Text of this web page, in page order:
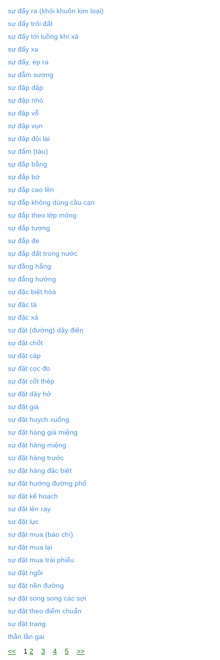
sự đẩy ra (khỏi khuôn kim loại)
sự đẩy trôi đất
sự đẩy tới luồng khí xả
sự đẩy xa
sự đẩy, ép ra
sự đẫm sương
sự đập dập
sự đập nhỏ
sự đập vỗ
sự đập vụn
sự đập đội lại
sự đắm (tàu)
sự đắp bằng
sự đắp bờ
sự đắp cao lên
sự đắp không dùng cầu cạn
sự đắp theo lớp mỏng
sự đắp tượng
sự đắp đe
sự đắp đất trong nước
sự đằng hắng
sự đẳng hướng
sự đặc biệt hóa
sự đặc tả
sự đặc xá
sự đặt (đường) dây điện
sự đặt chốt
sự đặt cáp
sự đặt cọc đo
sự đặt cốt thép
sự đặt dây hở
sự đặt giá
sự đặt huỵch xuống
sự đặt hàng giá miệng
sự đặt hàng miệng
sự đặt hàng trước
sự đặt hàng đặc biệt
sự đặt hướng đường phố
sự đặt kế hoạch
sự đặt lên ray
sự đặt lực
sự đặt mua (báo chí)
sự đặt mua lại
sự đặt mua trái phiếu
sự đặt ngồi
sự đặt nền đường
sự đặt song song các sợi
sự đặt theo điểm chuẩn
sự đặt trang
thằn lằn gai
<<
1 2 3 4 5 >>